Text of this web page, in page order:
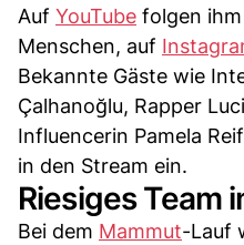
Auf YouTube folgen
Menschen, auf
Bekannte Gäste wie
Çalhanoğlu, Rapper
Influencerin Pamela
in den Stream ein.
Riesiges Team
Bei dem Mammut-Lauf